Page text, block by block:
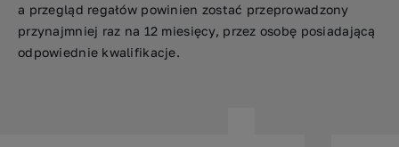
a przegląd regałów powinien zostać przeprowadzony
przynajmniej raz na 12 miesięcy, przez osobę posiadającą
odpowiednie kwalifikacje.